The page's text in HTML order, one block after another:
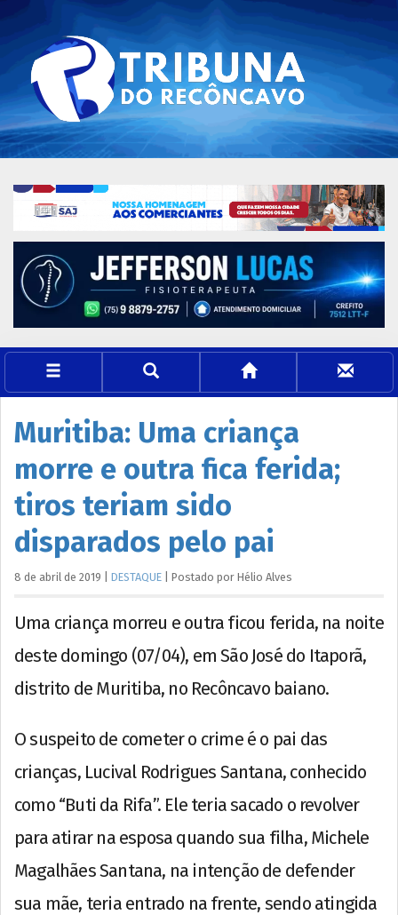
Muritiba: Uma criança
morre e outra fica ferida;
tiros teriam sido
disparados pelo pai
8 de abril de 2019 DESTAQUE Postado por Hélio Alves
Uma criança morreu e outra ficou ferida, na noite
deste domingo (07/04), em São José do Itaporã,
distrito de Muritiba, no Recôncavo baiano.
O suspeito de cometer o crime é o pai das
crianças, Lucival Rodrigues Santana, conhecido
como “Buti da Rifa”. Ele teria sacado o revolver
para atirar na esposa quando sua filha, Michele
Magalhães Santana, na intenção de defender
sua mãe, teria entrado na frente, sendo atingida